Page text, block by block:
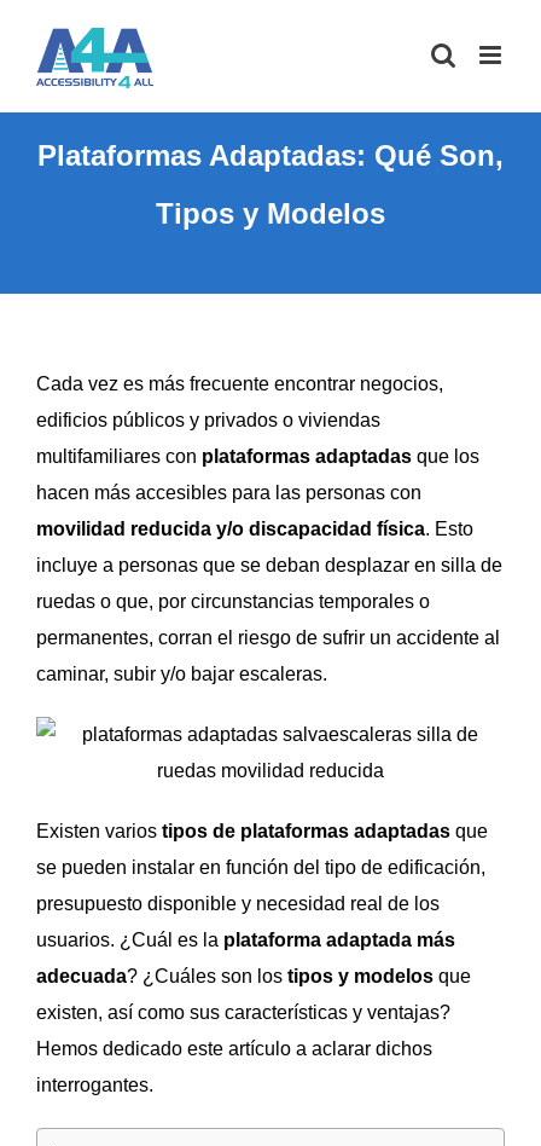
contenido
Plataformas Adaptadas: Qué Son,
Tipos y Modelos
Cada vez es más frecuente encontrar negocios,
edificios públicos y privados o viviendas
multifamiliares con plataformas adaptadas que los
hacen más accesibles para las personas con
movilidad reducida y/o discapacidad física. Esto
incluye a personas que se deban desplazar en silla de
ruedas o que, por circunstancias temporales o
permanentes, corran el riesgo de sufrir un accidente al
caminar, subir y/o bajar escaleras.
Existen varios tipos de plataformas adaptadas que
se pueden instalar en función del tipo de edificación,
presupuesto disponible y necesidad real de los
usuarios. ¿Cuál es la plataforma adaptada más
adecuada? ¿Cuáles son los tipos y modelos que
existen, así como sus características y ventajas?
Hemos dedicado este artículo a aclarar dichos
interrogantes.